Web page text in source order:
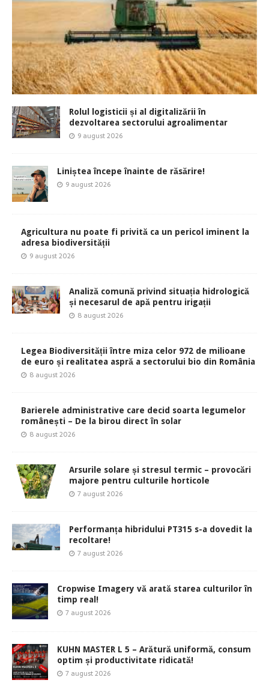
Rolul logisticii și al digitalizării în
dezvoltarea sectorului agroalimentar
9 august 2026
Liniștea începe înainte de răsărire!
9 august 2026
Agricultura nu poate fi privită ca un pericol iminent la
adresa biodiversității
9 august 2026
Analiză comună privind situația hidrologică
și necesarul de apă pentru irigații
8 august 2026
Legea Biodiversității între miza celor 972 de milioane
de euro și realitatea aspră a sectorului bio din România
8 august 2026
Barierele administrative care decid soarta legumelor
românești – De la birou direct în solar
8 august 2026
Arsurile solare și stresul termic – provocări
majore pentru culturile horticole
7 august 2026
Performanța hibridului PT315 s-a dovedit la
recoltare!
7 august 2026
Cropwise Imagery vă arată starea culturilor în
timp real!
7 august 2026
KUHN MASTER L 5 – Arătură uniformă, consum
optim și productivitate ridicată!
7 august 2026